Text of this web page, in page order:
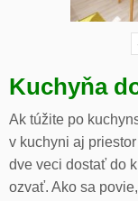
Kuchyňa
Ak túžite po
v kuchyni aj
dve veci dostať do
ozvať. Ako sa